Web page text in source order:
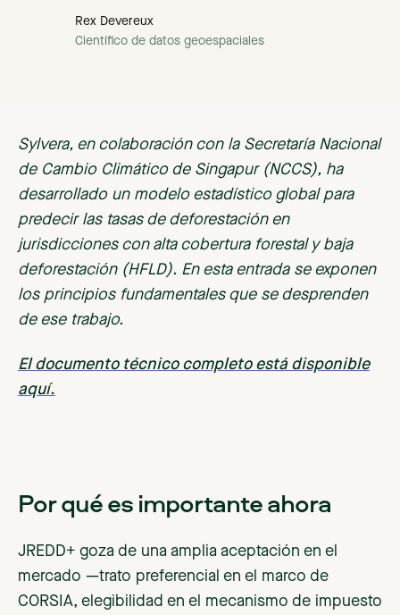
Rex Devereux
Científico de datos geoespaciales
Sylvera, en colaboración con la Secretaría Nacional
de Cambio Climático de Singapur (NCCS), ha
desarrollado un modelo estadístico global para
predecir las tasas de deforestación en
jurisdicciones con alta cobertura forestal y baja
deforestación (HFLD). En esta entrada se exponen
los principios fundamentales que se desprenden
de ese trabajo.
El documento técnico completo está disponible
aquí.
Por qué es importante ahora
JREDD+ goza de una amplia aceptación en el
mercado —trato preferencial en el marco de
CORSIA, elegibilidad en el mecanismo de impuesto